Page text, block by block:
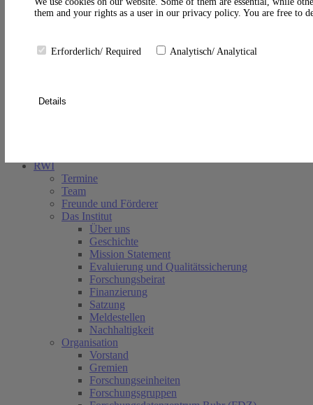
Suche schließen
RWI
Termine
Team
Freunde und Förderer
Das Institut
Über uns
Geschichte
Mission Statement
Evaluierung und Qualitätssicherung
Forschungsbeirat
Finanzierung
Satzung
Meldestellen
Nachhaltigkeit
Organisation
Vorstand
Gremien
Forschungseinheiten
Forschungsgruppen
them and your rights as a user in our privacy policy. You are free to
Erforderlich/ Required Analytisch/ Analytical
Details